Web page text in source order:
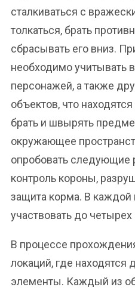
сталкиваться с
толкаться, брать
сбрасывать его вниз.
необходимо учитывать
персонажей, а также
объектов, что
брать и швырять
окружающее
опробовать следующие
контроль короны,
защита корма. В
участвовать до четырех
В процессе
локаций, где находятся
элементы. Каждый из